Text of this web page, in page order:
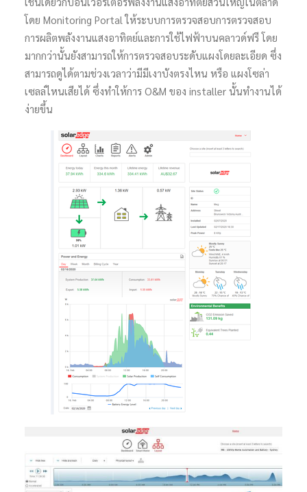
โดย Monitoring Portal ให้ระบบการตรวจสอบการตรวจสอบ
การผลิตพลังงานแสงอาทิตย์และการใช้ไฟฟ้าบนคลาวด์ฟรี โดย
มากกว่านั้นยังสามารถให้การตรวจสอบระดับแผงโดยละเอียด ซึ่ง
สามารถดูได้ตามช่วงเวลาว่ามีมีเงาบังตรงไหน หรือ แผงโซล่า
เซลล์ไหนเสียได้ ซึ่งทำให้การ O&M ของ installer นั้นทำงานได้
ง่ายขึ้น